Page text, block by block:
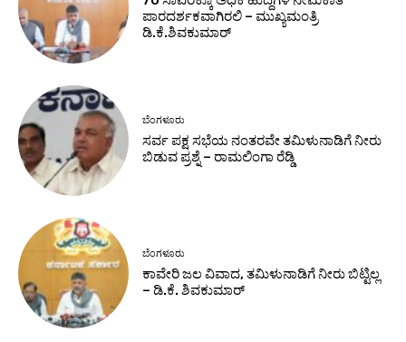
ಪಾರದರ್ಶಕವಾಗಿರಲಿ – ಮುಖ್ಯಮಂತ್ರಿ
ಡಿ.ಕೆ.ಶಿವಕುಮಾರ್
ಬೆಂಗಳೂರು
ಸರ್ವ ಪಕ್ಷ ಸಭೆಯ ನಂತರವೇ ತಮಿಳುನಾಡಿಗೆ ನೀರು
ಬಿಡುವ ಪ್ರಶ್ನೆ – ರಾಮಲಿಂಗಾ ರೆಡ್ಡಿ
ಬೆಂಗಳೂರು
ಕಾವೇರಿ ಜಲ ವಿವಾದ, ತಮಿಳುನಾಡಿಗೆ ನೀರು ಬಿಟ್ಟಿಲ್ಲ
– ಡಿ.ಕೆ. ಶಿವಕುಮಾರ್